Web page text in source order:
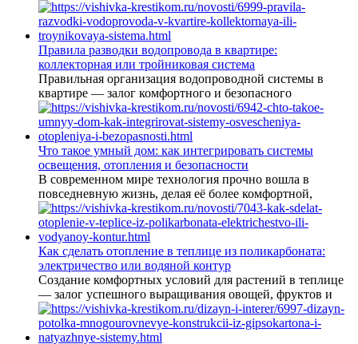
Правила разводки водопровода в квартире:
коллекторная или тройниковая система
Правильная организация водопроводной системы в
квартире — залог комфортного и безопасного
Что такое умный дом: как интегрировать системы
освещения, отопления и безопасности
В современном мире технология прочно вошла в
повседневную жизнь, делая её более комфортной,
Как сделать отопление в теплице из поликарбоната:
электричество или водяной контур
Создание комфортных условий для растений в теплице
— залог успешного выращивания овощей, фруктов и